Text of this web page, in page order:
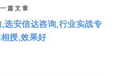
篇文章
选安信达咨询,行业实战专
授,效果好